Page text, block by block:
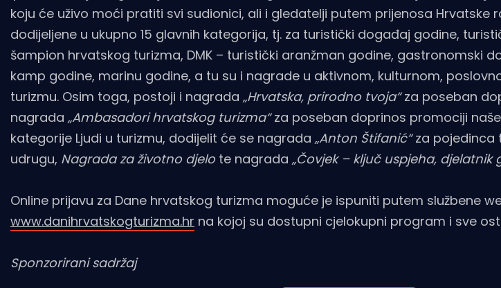
koju će uživo moći pratiti svi sudionici, ali i gledatelji putem prijenosa Hrvatske
dodijeljene u ukupno 15 glavnih kategorija, tj. za turistički događaj godine,
šampion hrvatskog turizma, DMK – turistički aranžman godine, gastronomski
kamp godine, marinu godine, a tu su i nagrade u aktivnom, kulturnom,
turizmu. Osim toga, postoji i nagrada „Hrvatska, prirodno tvoja“za poseban
nagrada „Ambasadori hrvatskog turizma“za poseban doprinos promociji
kategorije Ljudi u turizmu, dodijelit će se nagrada „Anton Štifanić“za pojedinca
udrugu, Nagrada za životno djelote nagrada „Čovjek – ključ uspjeha, djelatnik
Online prijavu za Dane hrvatskog turizma moguće je ispuniti putem službene
www.danihrvatskogturizma.hr na kojoj su dostupni cjelokupni program i sve
Sponzorirani sadržaj